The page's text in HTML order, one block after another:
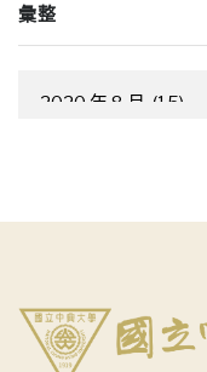
彙整